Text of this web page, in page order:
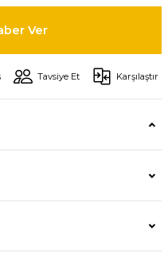
Ver
Tavsiye Et Karşılaştır